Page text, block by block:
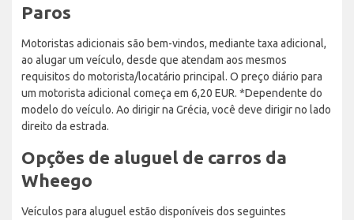
Paros
Motoristas adicionais são bem-vindos, mediante taxa adicional,
ao alugar um veículo, desde que atendam aos mesmos
requisitos do motorista/locatário principal. O preço diário para
um motorista adicional começa em 6,20 EUR. *Dependente do
modelo do veículo. Ao dirigir na Grécia, você deve dirigir no lado
direito da estrada.
Opções de aluguel de carros da
Wheego
Veículos para aluguel estão disponíveis dos seguintes